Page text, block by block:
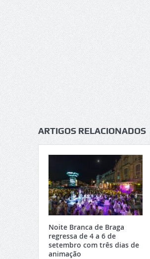
ARTIGOS RELACIONADOS
Noite Branca de Braga
regressa de 4 a 6 de
setembro com três dias de
animação